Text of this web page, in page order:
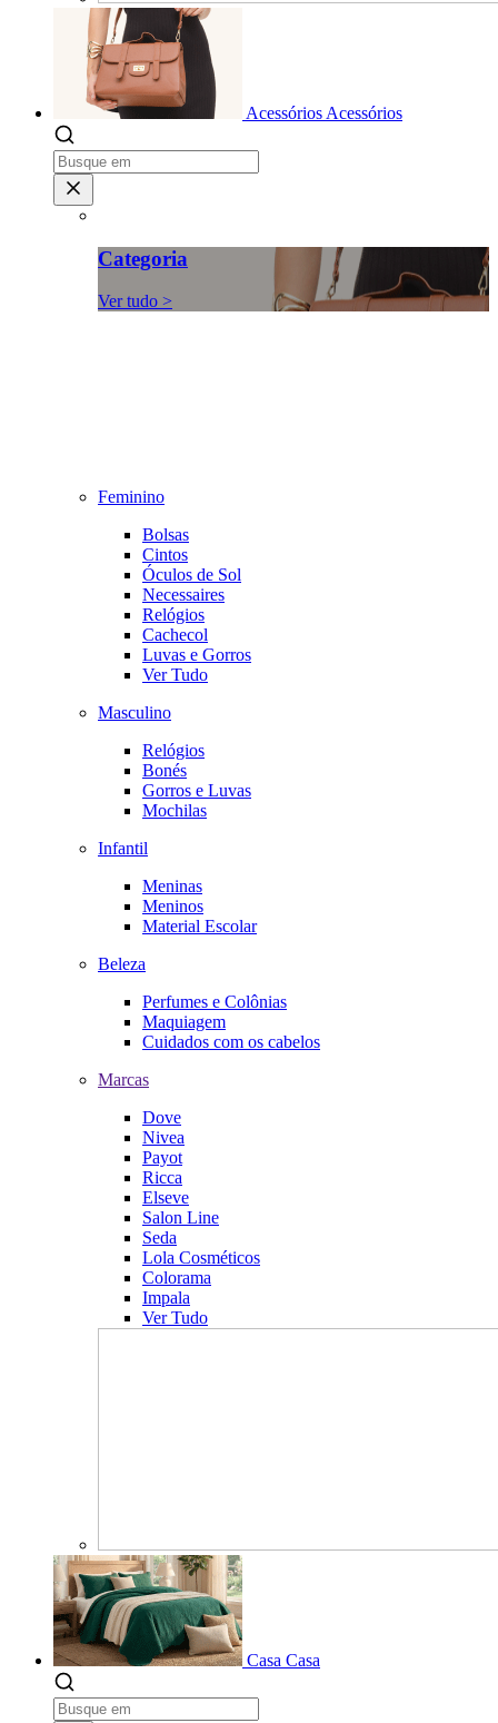
Acessórios Acessórios
Categoria
Ver tudo >
Feminino
Bolsas
Cintos
Óculos de Sol
Necessaires
Relógios
Cachecol
Luvas e Gorros
Ver Tudo
Masculino
Relógios
Bonés
Gorros e Luvas
Mochilas
Infantil
Meninas
Meninos
Material Escolar
Beleza
Perfumes e Colônias
Maquiagem
Cuidados com os cabelos
Marcas
Dove
Nivea
Payot
Ricca
Elseve
Salon Line
Seda
Lola Cosméticos
Colorama
Impala
Ver Tudo
Casa Casa